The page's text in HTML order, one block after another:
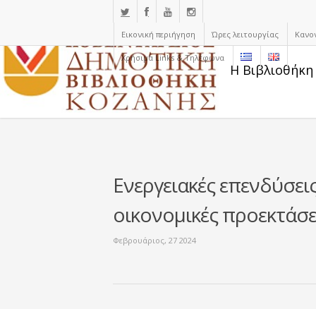
Εικονική περιήγηση Ώρες λειτουργίας
Χρήσιμα Links & Τηλέφωνα
Η
Ενεργειακές
οικονομικές
Φεβρουάριος, 27 2024